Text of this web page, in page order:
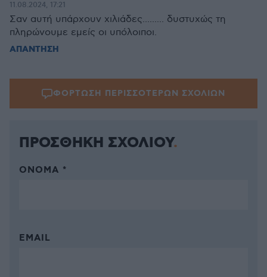
11.08.2024, 17:21
Σαν αυτή υπάρχουν χιλιάδες......... δυστυχώς τη
πληρώνουμε εμείς οι υπόλοιποι.
ΑΠΑΝΤΗΣΗ
ΦΟΡΤΩΣΗ ΠΕΡΙΣΣΟΤΕΡΩΝ ΣΧΟΛΙΩΝ
ΠΡΟΣΘΗΚΗ ΣΧΟΛΙΟΥ
ΌΝΟΜΑ *
EMAIL